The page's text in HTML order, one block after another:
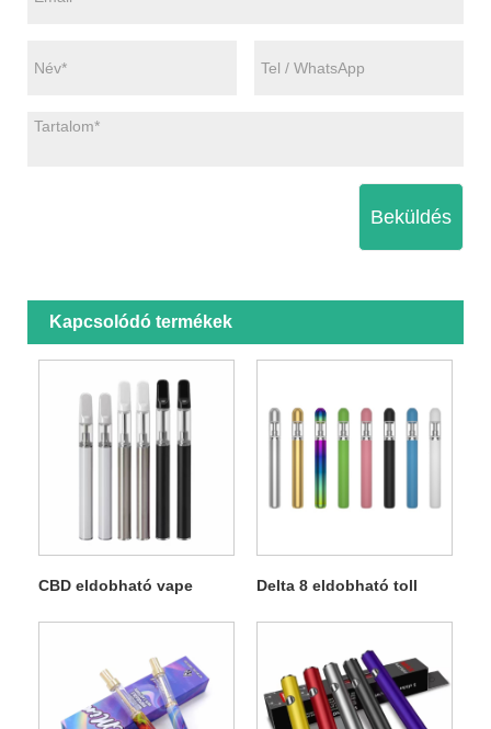
Beküldés
Kapcsolódó termékek
CBD eldobható vape Delta 8 eldobható toll